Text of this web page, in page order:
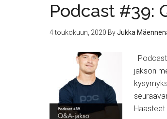
Podcast #39:
4 toukokuun, 2020 ByJukka
jakson